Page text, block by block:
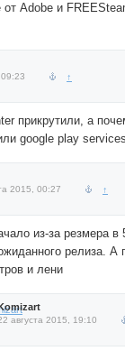
от Adobe и
↑
прикрутили, а
google play
2015, 00:27 ↑
из-за резмера в
релиза. А
и лени
августа 2015, 19:10